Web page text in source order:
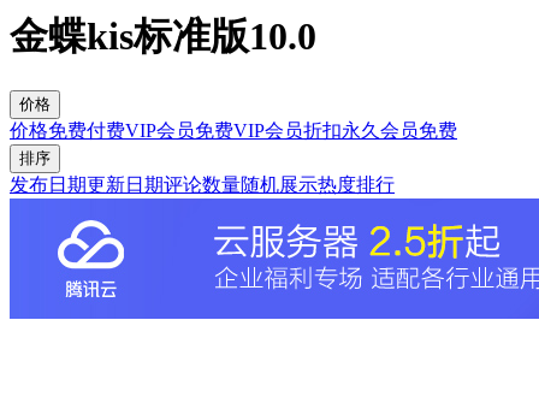
金蝶kis标准版10.0
价格
价格免费付费VIP会员免费VIP会员折扣永久会员免费
排序
发布日期更新日期评论数量随机展示热度排行